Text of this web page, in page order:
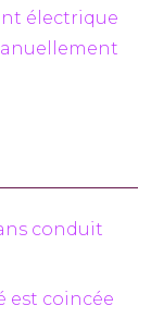
électrique
conduit
est coincée